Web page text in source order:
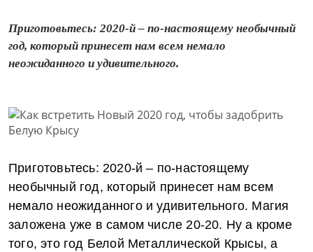
​​​​​​​Приготовьтесь: 2020-й – по-настоящему необычный
год, который принесет нам всем немало
неожиданного и удивительного.
Приготовьтесь: 2020-й – по-настоящему
необычный год, который принесет нам всем
немало неожиданного и удивительного. Магия
заложена уже в самом числе 20-20. Ну а кроме
того, это год Белой Металлической Крысы, а